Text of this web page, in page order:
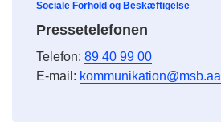
Sociale Forhold og Beskæftigelse
Pressetelefonen
Telefon: 89 40 99 00
E-mail: